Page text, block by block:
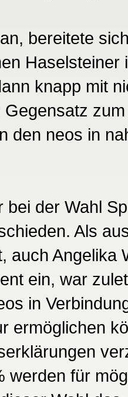
bereitete
knapp mit
Gegensatz
den neos in
bei der Wahl
Als
auch Angelika
ein, war
in
ermöglichen
werden für